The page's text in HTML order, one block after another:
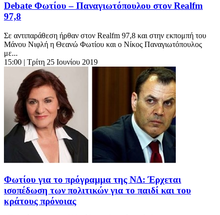
Debate Φωτίου – Παναγιωτόπουλου στον Realfm
97,8
Σε αντιπαράθεση ήρθαν στον Realfm 97,8 και στην εκπομπή του
Μάνου Νιφλή η Θεανώ Φωτίου και ο Νίκος Παναγιωτόπουλος
με...
15:00 | Τρίτη 25 Ιουνίου 2019
Φωτίου για το πρόγραμμα της ΝΔ: Έρχεται
ισοπέδωση των πολιτικών για το παιδί και του
κράτους πρόνοιας